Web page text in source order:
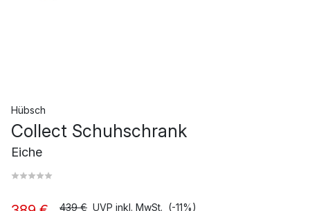
Hübsch
Collect Schuhschrank
Eiche
439 € UVP inkl. MwSt. (-11%)